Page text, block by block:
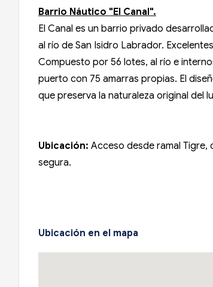
Barrio Náutico "El Canal".
El Canal es un barrio privado
al río de San Isidro Labrador.
Compuesto por 56 lotes, al río e
puerto con 75 amarras propias. El
que preserva la naturaleza original del
Ubicación: Acceso desde ramal Tigre,
segura.
Ubicación en el mapa